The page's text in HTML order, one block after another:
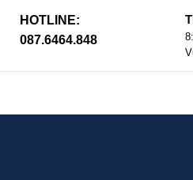
HOTLINE:
087.6464.848